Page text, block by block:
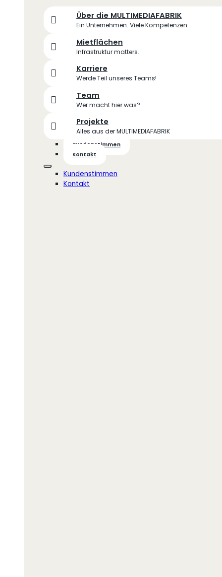
Über die MULTIMEDIAFABRIK
Ein Unternehmen. Viele Kompetenzen.
Mietflächen
Infrastruktur matters.
Karriere
Werde Teil unseres Teams!
Team
Wer macht hier was?
Projekte
Alles aus der MULTIMEDIAFABRIK
Kundenstimmen
Kontakt
Kundenstimmen
Kontakt